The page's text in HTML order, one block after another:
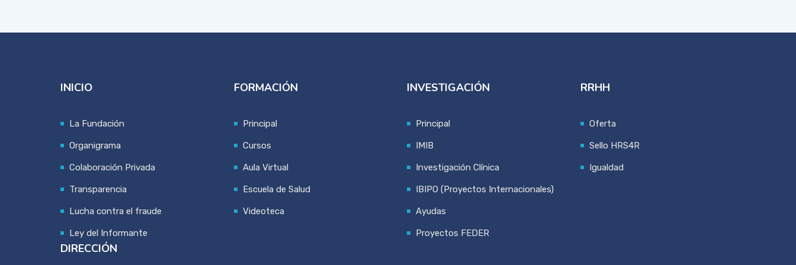
INICIO
La Fundación
Organigrama
Colaboración Privada
Transparencia
Lucha contra el fraude
Ley del Informante
FORMACIÓN
Principal
Cursos
Aula Virtual
Escuela de Salud
Videoteca
INVESTIGACIÓN
Principal
IMIB
Investigación Clínica
IBIPO (Proyectos Internacionales)
Ayudas
Proyectos FEDER
RRHH
Oferta
Sello HRS4R
Igualdad
DIRECCIÓN